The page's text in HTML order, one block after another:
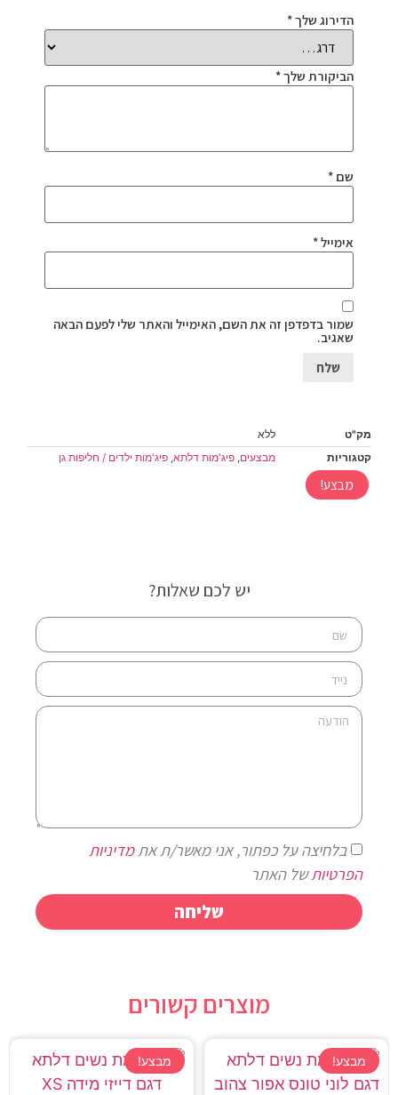
הדירוג שלך*
הביקורת שלך*
שם *
אימייל*
שמור בדפדפן זה את השם, האימייל והאתר שלי לפעם הבאה
שאגיב.
מק"ט
ללא
קטגוריות
מבצעים, פיג'מות דלתא, פיג'מות ילדים / חליפות גן
מבצע!
יש לכם שאלות?
בלחיצה על כפתור, אני מאשר/ת אתמדיניות
הפרטיותשל האתר
שליחה
מוצרים קשורים
מבצע! מבצע!